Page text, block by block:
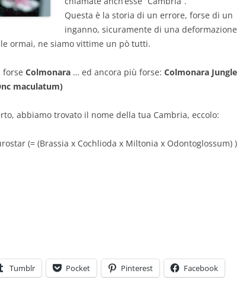
Questa è la storia di un errore, forse di un
inganno, sicuramente di una deformazione
ormai, ne siamo vittime un pò tutti.
forse Colmonara … ed ancora più forse: Colmonara Jungle
maculatum)
abbiamo trovato il nome della tua Cambria, eccolo:
(= (Brassia x Cochlioda x Miltonia x Odontoglossum) )
Tumblr Pocket Pinterest Facebook